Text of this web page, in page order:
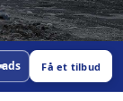
Få et tilbud